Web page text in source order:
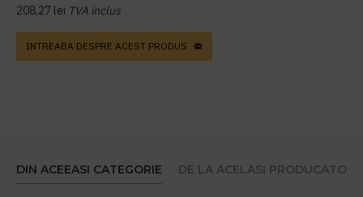
208,27 lei TVA inclus
INTREABA DESPRE ACEST PRODUS
DIN ACEEASI CATEGORIE DE LA ACELASI PRODUCATOR